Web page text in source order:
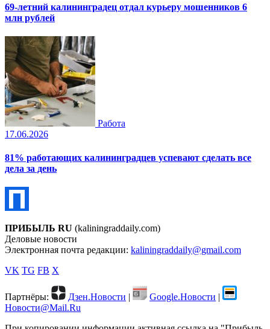
69-летний калининградец отдал курьеру мошенников 6
млн рублей
Работа
17.06.2026
81% работающих калининградцев успевают сделать все
дела за день
ПРИБЫЛЬ RU (kaliningraddaily.com)
Деловые новости
Электронная почта редакции: kaliningraddaily@gmail.com
VK TG FB X
Партнёры: Дзен.Новости | Google.Новости |
Новости@Mail.Ru